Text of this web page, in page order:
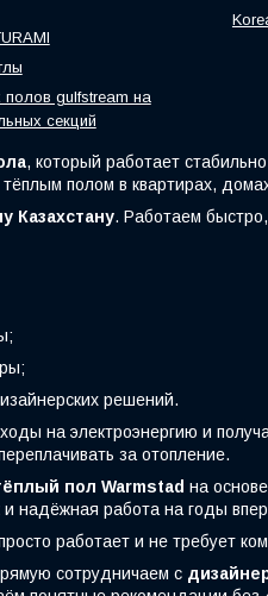
gulfstream на
секций
, который работает
полом в квартирах,
Казахстану. Работаем
решений.
на электроэнергию и
за отопление.
пол Warmstad на
надёжная работа на годы
работает и не требует
сотрудничаем с